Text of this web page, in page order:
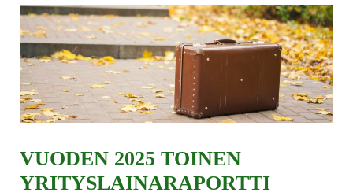
VUODEN 2025 TOINEN
YRITYSLAINARAPORTTI